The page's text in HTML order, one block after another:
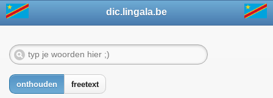
dic.lingala.be
onthouden freetext